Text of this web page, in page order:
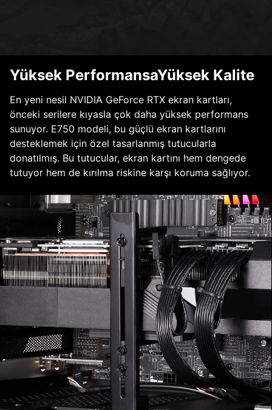
Yüksek PerformansaYüksek Kalite
En yeni nesil NVIDIA GeForce RTX ekran kartları,
önceki serilere kıyasla çok daha yüksek performans
sunuyor. E750 modeli, bu güçlü ekran kartlarını
desteklemek için özel tasarlanmış tutucularla
donatılmış. Bu tutucular, ekran kartını hem dengede
tutuyor hem de kırılma riskine karşı koruma sağlıyor.